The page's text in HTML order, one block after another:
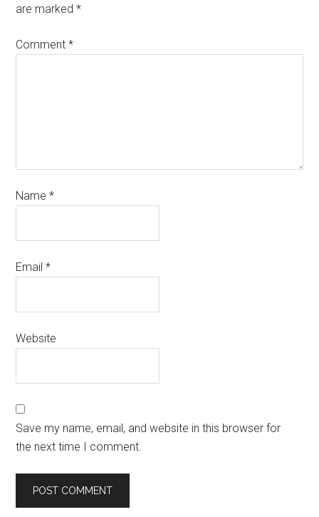
are marked*
Comment*
Name*
Email*
Website
Save my name, email, and website in this browser for
the next time I comment.